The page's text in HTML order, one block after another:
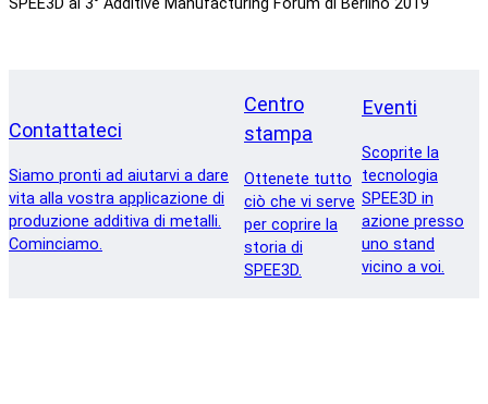
Contattateci
Siamo pronti ad aiutarvi a dare
vita alla vostra applicazione di
produzione additiva di metalli.
Cominciamo.
Centro
stampa
Ottenete tutto
ciò che vi serve
per coprire la
storia di
SPEE3D.
Eventi
Scoprite la
tecnologia
SPEE3D in
azione presso
uno stand
vicino a voi.